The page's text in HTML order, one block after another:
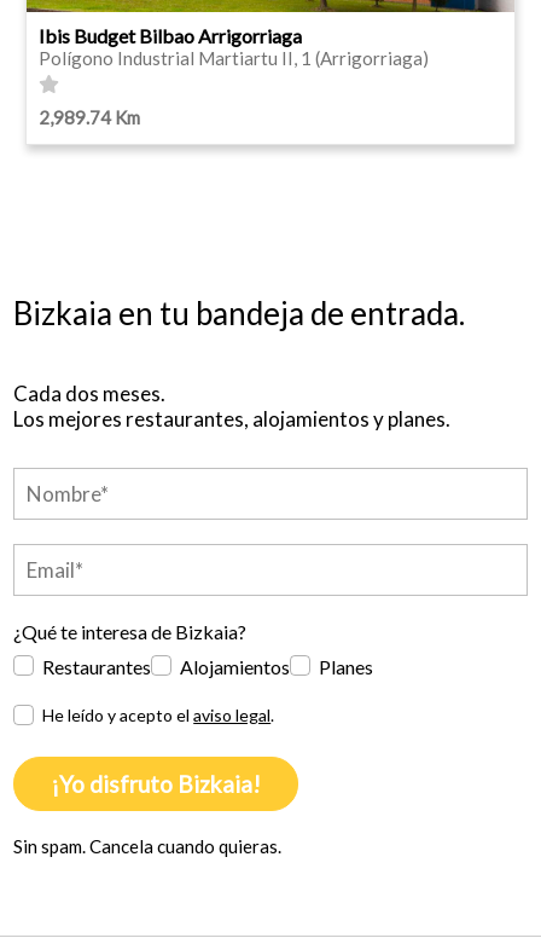
Ibis Budget Bilbao Arrigorriaga
Polígono Industrial Martiartu II, 1 (Arrigorriaga)
2,989.74 Km
Bizkaia en tu bandeja de entrada.
Cada dos meses.
Los mejores restaurantes, alojamientos y planes.
¿Qué te interesa de Bizkaia?
Restaurantes
Alojamientos Planes
He leído y acepto elaviso legal.
¡Yo disfruto Bizkaia!
Sin spam. Cancela cuando quieras.